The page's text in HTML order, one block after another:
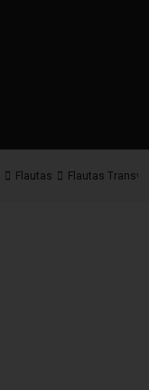
Flautas Flautas